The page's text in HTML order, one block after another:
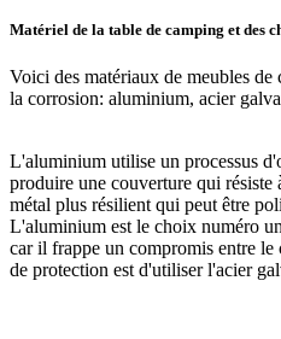
Matériel de la table de camping et des
Voici des matériaux de meubles de
la corrosion: aluminium, acier
L'aluminium utilise un processus
produire une couverture qui résiste
métal plus résilient qui peut être
L'aluminium est le choix numéro
car il frappe un compromis entre
de protection est d'utiliser l'acier